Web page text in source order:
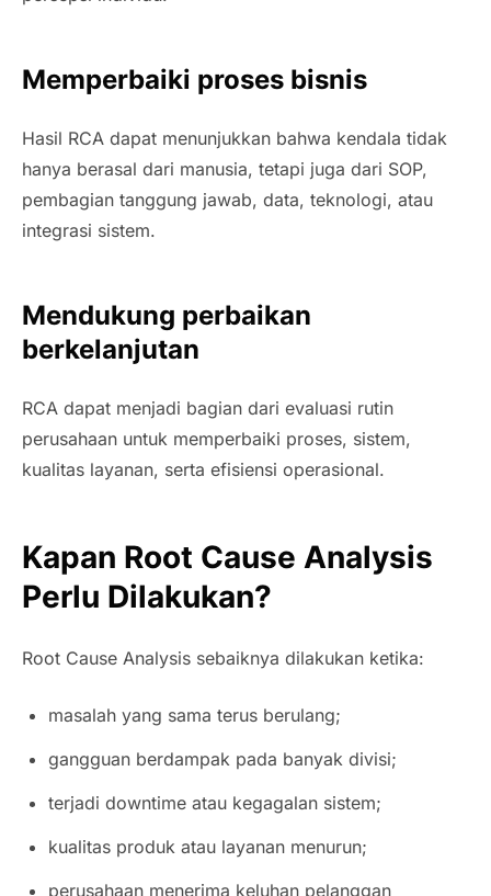
Memperbaiki proses bisnis
Hasil RCA dapat menunjukkan bahwa kendala tidak
hanya berasal dari manusia, tetapi juga dari SOP,
pembagian tanggung jawab, data, teknologi, atau
integrasi sistem.
Mendukung perbaikan
berkelanjutan
RCA dapat menjadi bagian dari evaluasi rutin
perusahaan untuk memperbaiki proses, sistem,
kualitas layanan, serta efisiensi operasional.
Kapan Root Cause Analysis
Perlu Dilakukan?
Root Cause Analysis sebaiknya dilakukan ketika:
masalah yang sama terus berulang;
gangguan berdampak pada banyak divisi;
terjadi downtime atau kegagalan sistem;
kualitas produk atau layanan menurun;
perusahaan menerima keluhan pelanggan